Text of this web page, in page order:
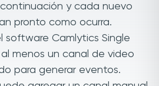
y cada nuevo
pronto como ocurra.
software Camlytics Single
menos un canal de video
para generar eventos.